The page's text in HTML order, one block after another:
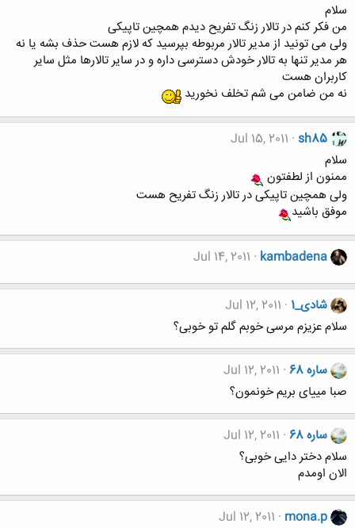
سلام
من فکر کنم در تالار زنگ تفریح دیدم همچین تاپیکی
ولی می تونید از مدیر تالار مربوطه بپرسید که لازم هست حذف بشه یا نه
هر مدیر تنها به تالار خودش دسترسی داره و در سایر تالارها مثل سایر
کاربران هست
نه من ضامن می شم تخلف نخورید
sh85
Jul 15, 2011
سلام
ممنون از لطفتون
ولی همچین تاپیکی در تالار زنگ تفریح هست
موفق باشید
kambadena
Jul 14, 2011
شادی_1
Jul 12, 2011
سلام عزیزم مرسی خوبم گلم تو خوبی؟
ساره 68
Jul 12, 2011
صبا مییای بریم خونمون؟
ساره 68
Jul 12, 2011
سلام دختر دایی خوبی؟
الان اومدم
mona.p
Jul 12, 2011